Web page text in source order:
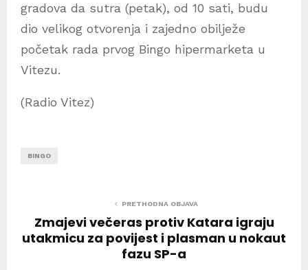
gradova da sutra (petak), od 10 sati, budu
dio velikog otvorenja i zajedno obilježe
početak rada prvog Bingo hipermarketa u
Vitezu.
(Radio Vitez)
BINGO
PRETHODNA OBJAVA
Zmajevi večeras protiv Katara igraju
utakmicu za povijest i plasman u nokaut
fazu SP-a